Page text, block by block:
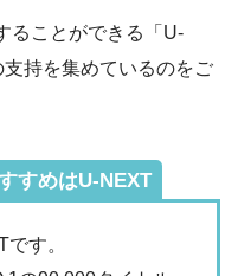
に作品を視聴することがで
金
ることができる「U-
持を集めているのをご
すめはU-NEXT
す。